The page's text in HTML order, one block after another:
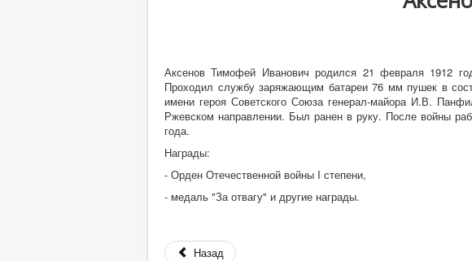
Аксенов Тимофей Иванович родился 21 февраля 1912
Проходил службу заряжающим батареи 76 мм пушек в
имени героя Советского Союза генерал-майора И.В.
Ржевском направлении. Был ранен в руку. После войны
года.
Награды:
- Орден Отечественной войны I степени,
- медаль "За отвагу" и другие награды.
Назад